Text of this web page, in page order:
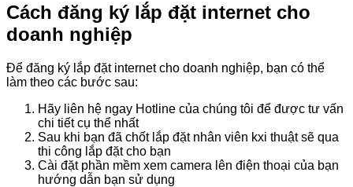
Cách đăng ký lắp đặt internet cho
doanh nghiệp
Để đăng ký lắp đặt internet cho doanh nghiệp, bạn có thể
làm theo các bước sau:
Hãy liên hệ ngay Hotline của chúng tôi để được tư vấn
chi tiết cụ thể nhất
Sau khi bạn đã chốt lắp đặt nhân viên kxi thuật sẽ qua
thi công lắp đặt cho bạn
Cài đặt phần mềm xem camera lên điện thoại của bạn
hướng dẫn bạn sử dụng